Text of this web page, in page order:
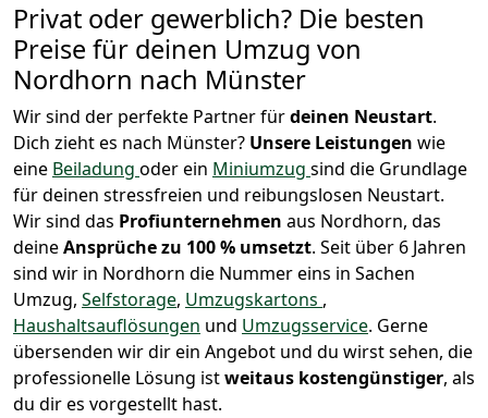
Privat oder gewerblich? Die besten
Preise für deinen Umzug von
Nordhorn nach Münster
Wir sind der perfekte Partner fürdeinen Neustart.
Dich zieht es nach Münster? Unsere Leistungen wie
eine Beiladung oder ein Miniumzug sind die Grundlage
für deinen stressfreien und reibungslosen Neustart.
Wir sind das Profiunternehmen aus Nordhorn, das
deineAnsprüche zu 100 % umsetzt. Seit über 6 Jahren
sind wir in Nordhorn die Nummer eins in Sachen
Umzug, Selfstorage, Umzugskartons ,
Haushaltsauflösungen und Umzugsservice. Gerne
übersenden wir dir ein Angebot und du wirst sehen, die
professionelle Lösung istweitaus kostengünstiger, als
du dir es vorgestellt hast.